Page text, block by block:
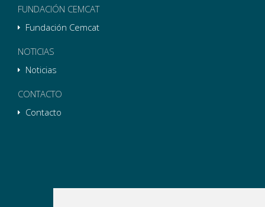
FUNDACIÓN CEMCAT
Fundación Cemcat
NOTICIAS
Noticias
CONTACTO
Contacto